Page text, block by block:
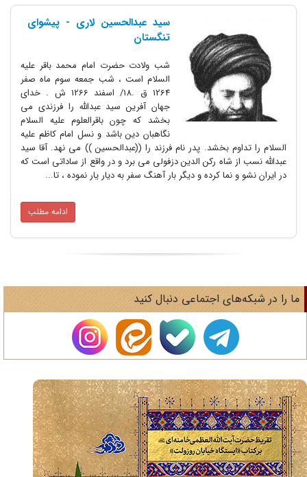
سید عبدالحسین لارى - پیشواى
تنگستان
شب ولادت حضرت امام محمد باقر علیه
السلام است ، شب جمعه سوم ماه صفر
1264 ق .18/ اسفند 1266 ش . خداى
جهان آفرین سید عبدالله را فرزندى مى
بخشد که چون باقرالعلوم علیه السلام
نگاهبان دین باشد و نسل امام کاظم علیه
بخشد. پدر نام فرزند را ((عبدالحسین )) مى نهد. آقا سید
شاه رکن الدین دزفولى مى برد و در واقع از ساداتى است که
کرده و دیگر بار آهنگ سفر به دیار یار نموده ، تا...
اجتماعی دنبال کنید